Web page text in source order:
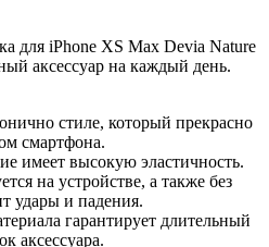
для iPhone XS Max Devia Nature
аксессуар на каждый день.
стиле, который прекрасно
смартфона.
имеет высокую эластичность.
на устройстве, а также без
удары и падения.
гарантирует длительный
аксессуара.